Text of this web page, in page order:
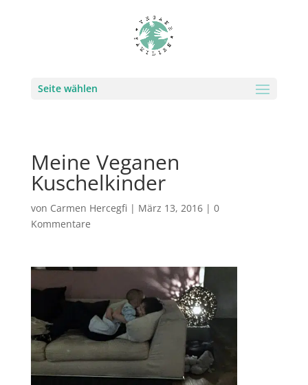
Seite wählen
Meine Veganen
Kuschelkinder
von Carmen Hercegfi | März 13, 2016| 0
Kommentare